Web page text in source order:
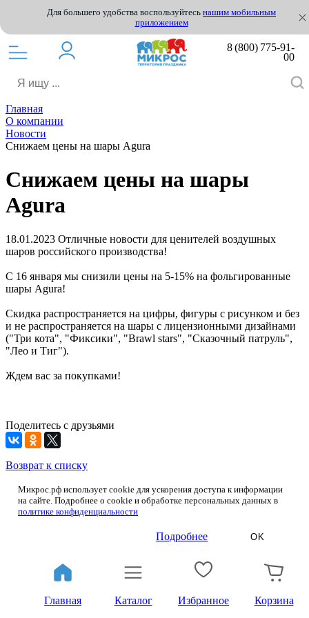
Для большего удобства воспользуйтесь нашим мобильным
приложением
8 (800) 775-91-
00
Главная
О компании
Новости
Снижаем цены на шары Agura
Снижаем цены на шары
Agura
18.01.2023 Отличные новости для ценителей воздушных
шаров российского производства!
С 16 января мы снизили цены на 5-15% на фольгированные
шары Agura!
Скидка распространяется на цифры, фигуры с рисунком и без
и не распространяется на шары с лицензионными дизайнами
("Три кота", "Фиксики", "Brawl stars", "Сказочный патруль",
"Лео и Тиг").
Ждем вас за покупками!
Поделитесь с друзьями
Возврат к списку
Микрос.рф использует cookie для ускорения доступа к информации
на сайте. Подробнее о cookie и обработке персональных данных в
политике конфиденциальности
Подробнее OK
Главная Каталог Избранное Корзина